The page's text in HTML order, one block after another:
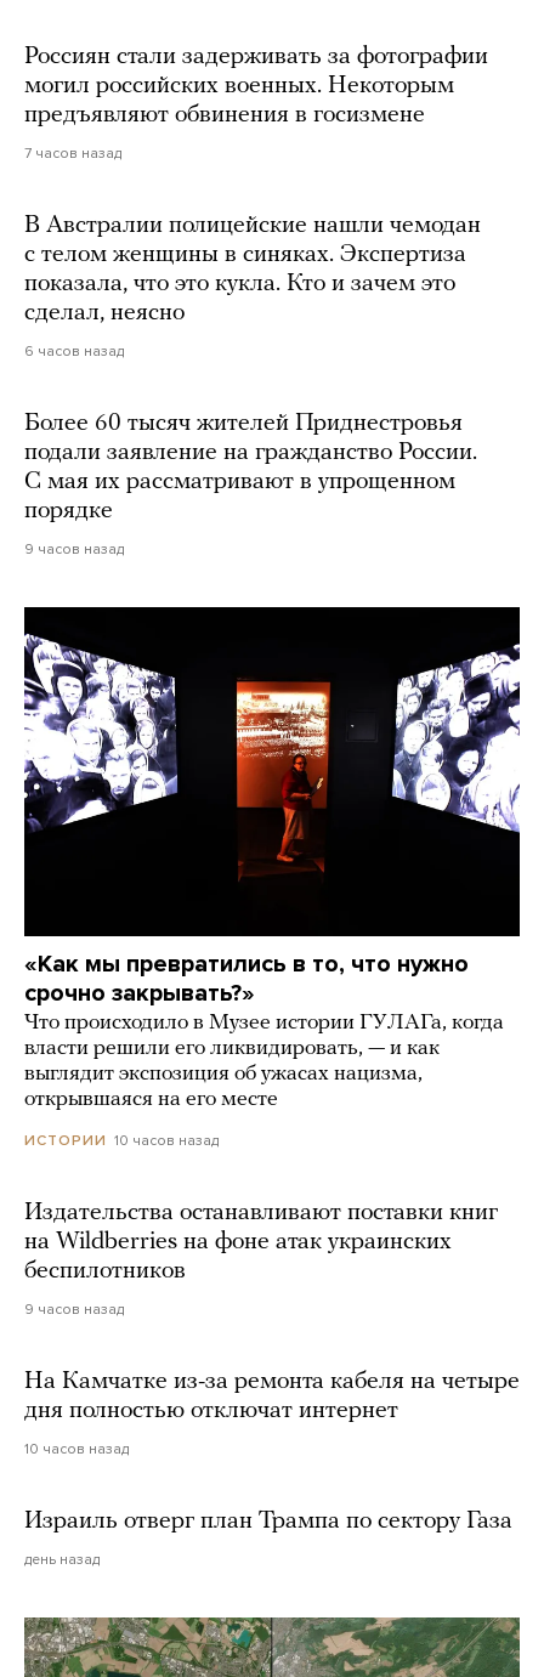
Россиян стали задерживать за фотографии
могил российских военных. Некоторым
предъявляют обвинения в госизмене
7 часов назад
В Австралии полицейские нашли чемодан
с телом женщины в синяках. Экспертиза
показала, что это кукла. Кто и зачем это
сделал, неясно
6 часов назад
Более 60 тысяч жителей Приднестровья
подали заявление на гражданство России.
С мая их рассматривают в упрощенном
порядке
9 часов назад
«Как мы превратились в то, что нужно
срочно закрывать?»
Что происходило в Музее истории ГУЛАГа, когда
власти решили его ликвидировать, — и как
выглядит экспозиция об ужасах нацизма,
открывшаяся на его месте
ИСТОРИИ 10 часов назад
Издательства останавливают поставки книг
на Wildberries на фоне атак украинских
беспилотников
9 часов назад
На Камчатке из-за ремонта кабеля на четыре
дня полностью отключат интернет
10 часов назад
Израиль отверг план Трампа по сектору Газа
день назад